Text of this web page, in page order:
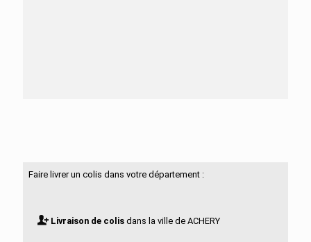
Faire livrer un colis dans votre département :
Livraison de colisdans la ville de ACHERY